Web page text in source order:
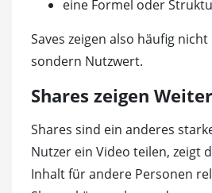
eine Formel oder
Saves zeigen also häufig
sondern Nutzwert.
Shares zeigen
Shares sind ein anderes
Nutzer ein Video teilen, zeigt
Inhalt für andere Personen